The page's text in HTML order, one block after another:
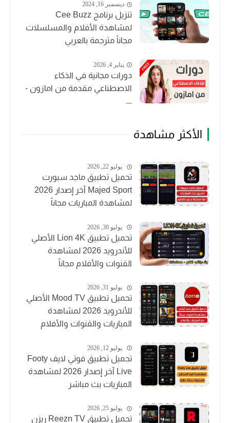
ديسمبر 16, 2024
تنزيل برنامج Cee Buzz
لمشاهدة الأفلام والمسلسلات
مجاناً مترجمة بالعربي
يناير 4, 2026
دورات مجانية في الذكاء
الاصطناعي مقدمة من امازون -
...
الأكثر مشاهدة
يوليو 22, 2026
تحميل تطبيق ماجد سبورت
Majed Sport آخر إصدار 2026
لمشاهدة المباريات مجاناً
يوليو 30, 2026
تحميل تطبيق Lion 4K الأصلي
للأندرويد 2026 لمشاهدة
القنوات والأفلام مجاناً
يوليو 31, 2026
تحميل تطبيق Mood TV الأصلي
للأندرويد 2026 لمشاهدة
المباريات والقنوات والأفلام
يوليو 12, 2026
تحميل تطبيق فوتي لايف Footy
Live آخر إصدار 2026 لمشاهدة
المباريات بث مباشر
يوليو 25, 2026
تحميل تطبيق Reezn TV ريزن